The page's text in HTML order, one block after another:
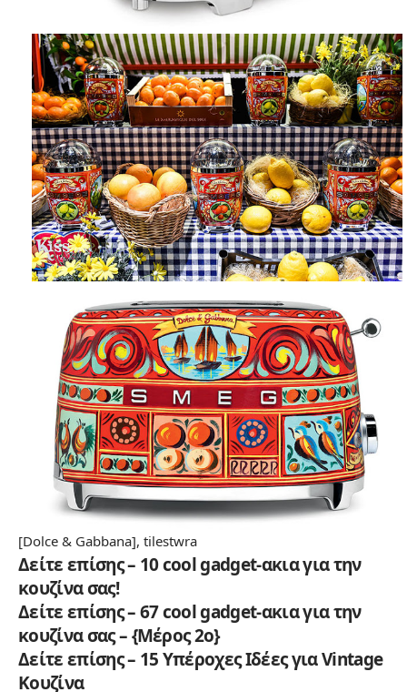
[Dolce & Gabbana], tilestwra
Δείτε επίσης – 10 cool gadget-ακια για την
κουζίνα σας!
Δείτε επίσης – 67 cool gadget-ακια για την
κουζίνα σας – {Μέρος 2ο}
Δείτε επίσης – 15 Υπέροχες Ιδέες για Vintage
Κουζίνα